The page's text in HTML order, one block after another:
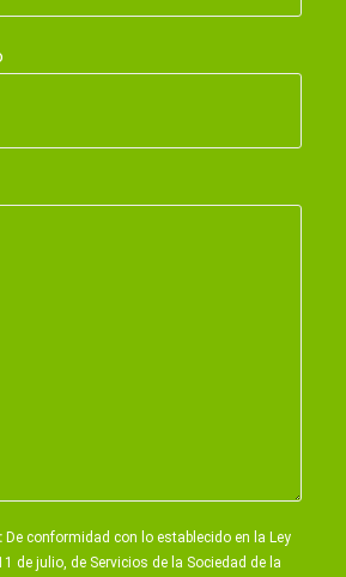
De conformidad con lo establecido en la Ley
de julio, de Servicios de la Sociedad de la